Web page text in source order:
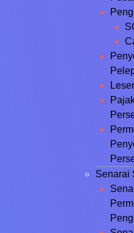
Senarai